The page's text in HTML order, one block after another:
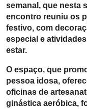
semanal, que nesta
encontro reuniu os
festivo, com
especial e
estar.
O espaço, que
pessoa idosa,
oficinas de
ginástica aeróbica,